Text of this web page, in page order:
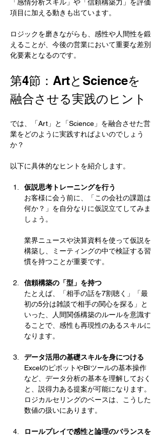
「感情分析スキル」や「信頼構築力」を評価
項目に加える動きも出ています。
ロジックを磨きながらも、感性や人間性を鍛
えることが、今後の営業において重要な差別
化要素となるのです。
第4節：ArtとScienceを
融合させる実践のヒント
では、「Art」と「Science」を融合させた営
業をどのように実践すればよいのでしょう
か？
以下に具体的なヒントを紹介します。
仮説思考トレーニングを行う
お客様に会う前に、「この会社の課題は
何か？」を自分なりに仮説立てしてみま
しょう。
業界ニュースや決算資料を使って仮説を
構築し、ミーティングの中で検証する習
慣を持つことが重要です。
信頼構築の「型」を持つ
たとえば、「相手の話を7割聴く」「最
初の5分は雑談で相手の関心を探る」と
いった、人間関係構築のルールを意識す
ることで、感性も再現性のあるスキルに
なります。
データ活用の基礎スキルを身につける
ExcelのピボットやBIツールの基本操作
など、データ分析の基本を理解しておく
と、説得力ある提案が可能になります。
ロジカルセリングのベースは、こうした
数値の扱いにあります。
ロールプレイで感性と論理のバランスを